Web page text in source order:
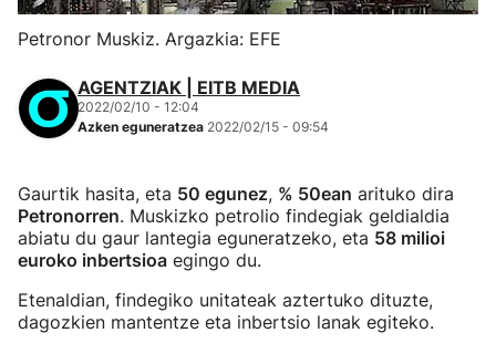
Petronor Muskiz. Argazkia: EFE
AGENTZIAK | EITB MEDIA
2022/02/10 - 12:04
Azken eguneratzea 2022/02/15 - 09:54
Gaurtik hasita, eta 50 egunez, % 50ean arituko dira
Petronorren. Muskizko petrolio findegiak geldialdia
abiatu du gaur lantegia eguneratzeko, eta 58 milioi
euroko inbertsioa egingo du.
Etenaldian, findegiko unitateak aztertuko dituzte,
dagozkien mantentze eta inbertsio lanak egiteko.